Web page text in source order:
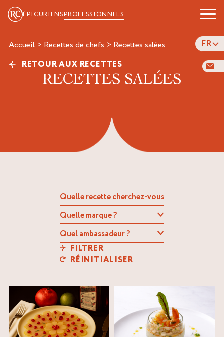
ÉPICURIENSPROFESSIONNELS
FR
Accueil > Recettes de chefs > recettes salées
RETOUR AUX RECETTES
RECETTES SALÉES
FILTRER
RÉINITIALISER